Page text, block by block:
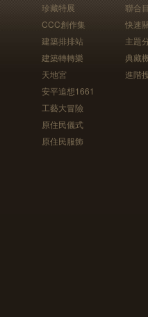
珍藏特展
CCC創作集
建築排排站
建築轉轉樂
天地宮
安平追想1661
工藝大冒險
原住民儀式
原住民服飾
聯合
快速
主題
典藏
進階